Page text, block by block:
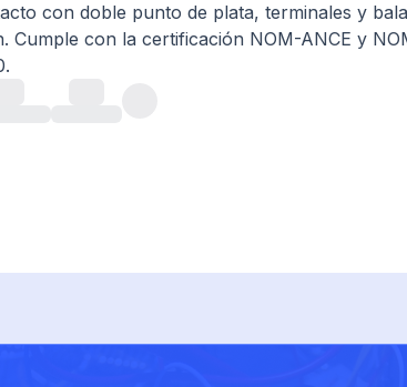
con doble punto de plata, terminales y
Cumple con la certificación NOM-ANCE y